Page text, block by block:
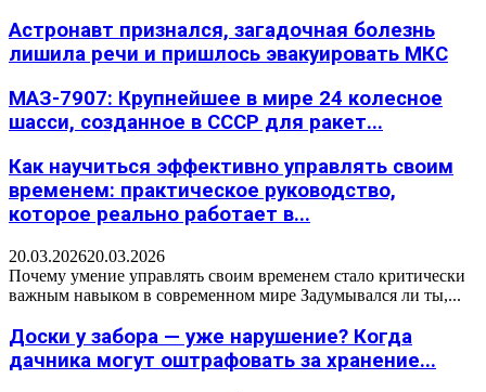
Астронавт признался, загадочная болезнь
лишила речи и пришлось эвакуировать МКС
МАЗ-7907: Крупнейшее в мире 24 колесное
шасси, созданное в СССР для ракет...
Как научиться эффективно управлять своим
временем: практическое руководство,
которое реально работает в...
20.03.202620.03.2026
Почему умение управлять своим временем стало критически
важным навыком в современном мире Задумывался ли ты,...
Доски у забора — уже нарушение? Когда
дачника могут оштрафовать за хранение...